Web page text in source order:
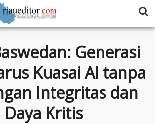
Generasi
Kuasai AI tanpa
Integritas dan
Daya Kritis